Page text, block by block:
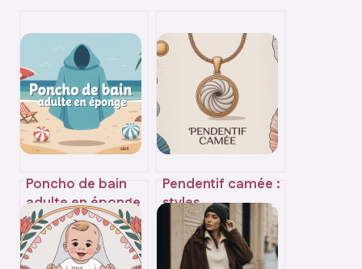
Poncho de bain
adulte en éponge
: lequel choisir et
pourquoi
Pendentif camée :
styles,
significations et
conseils pour bien
choisir